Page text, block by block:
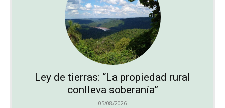
Ley de tierras: “La propiedad rural
conlleva soberanía”
05/08/2026